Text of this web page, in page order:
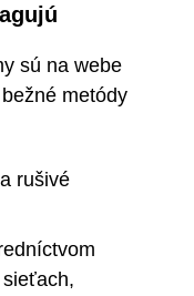
sú na webe
metódy
rušivé